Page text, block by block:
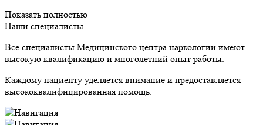
Показать полностью
Наши специалисты
Все специалисты Медицинского центра наркологии имеют
высокую квалификацию и многолетний опыт работы.
Каждому пациенту уделяется внимание и предоставляется
высококвалифицированная помощь.